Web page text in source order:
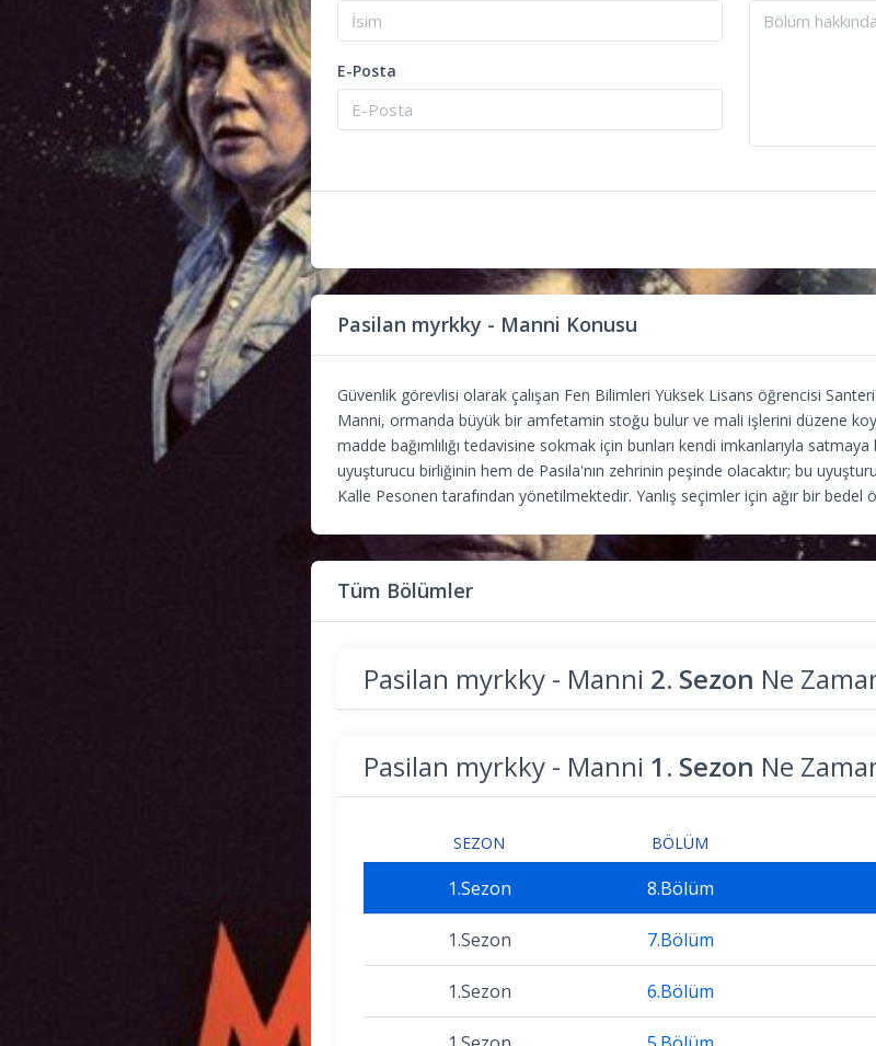
E-Posta
Pasilan myrkky - Manni Konusu
Güvenlik görevlisi olarak çalışan Fen Bilimleri Yüksek Lisans öğrencisi
Manni, ormanda büyük bir amfetamin stoğu bulur ve mali işlerini düzene
madde bağımlılığı tedavisine sokmak için bunları kendi imkanlarıyla
uyuşturucu birliğinin hem de Pasila'nın zehrinin peşinde olacaktır; bu
Kalle Pesonen tarafından yönetilmektedir. Yanlış seçimler için ağır bir bedel
Tüm Bölümler
Pasilan myrkky - Manni 2. Sezon Ne
Pasilan myrkky - Manni 1. Sezon Ne
SEZON BÖLÜM
1.Sezon 8.Bölüm
1.Sezon 7.Bölüm
1.Sezon 6.Bölüm